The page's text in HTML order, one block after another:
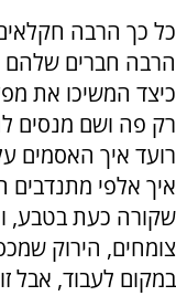
כל כך הרבה
הרבה חברים שלהם
כיצד המשיכו את
רק פה ושם מנסים
רועד איך האסמים
איך אלפי מתנדבים
שקורה כעת בטבע,
צומחים, הירוק
במקום לעבוד, אבל